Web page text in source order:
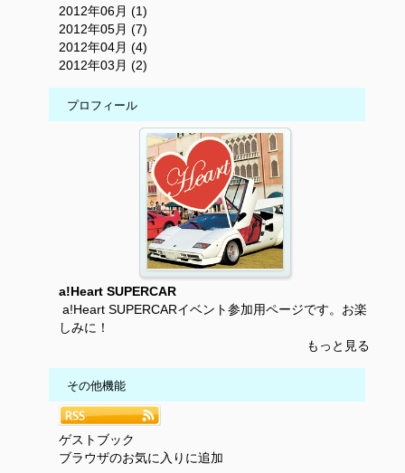
2012年06月 (1)
2012年05月 (7)
2012年04月 (4)
2012年03月 (2)
プロフィール
a!Heart SUPERCAR
a!Heart SUPERCARイベント参加用ページです。お楽
しみに！
もっと見る
その他機能
ゲストブック
ブラウザのお気に入りに追加